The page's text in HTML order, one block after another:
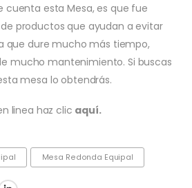
cuenta esta Mesa, es que fue
productos que ayudan a evitar
que dure mucho más tiempo,
mucho mantenimiento. Si buscas
mesa lo obtendrás.
linea haz clic aquí.
Mesa Redonda Equipal